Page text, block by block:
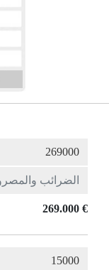
269.000 €